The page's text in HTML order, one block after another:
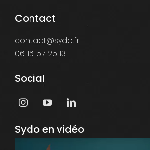
Contact
contact@sydo.fr
06 16 57 25 13
Social
Sydo en vidéo